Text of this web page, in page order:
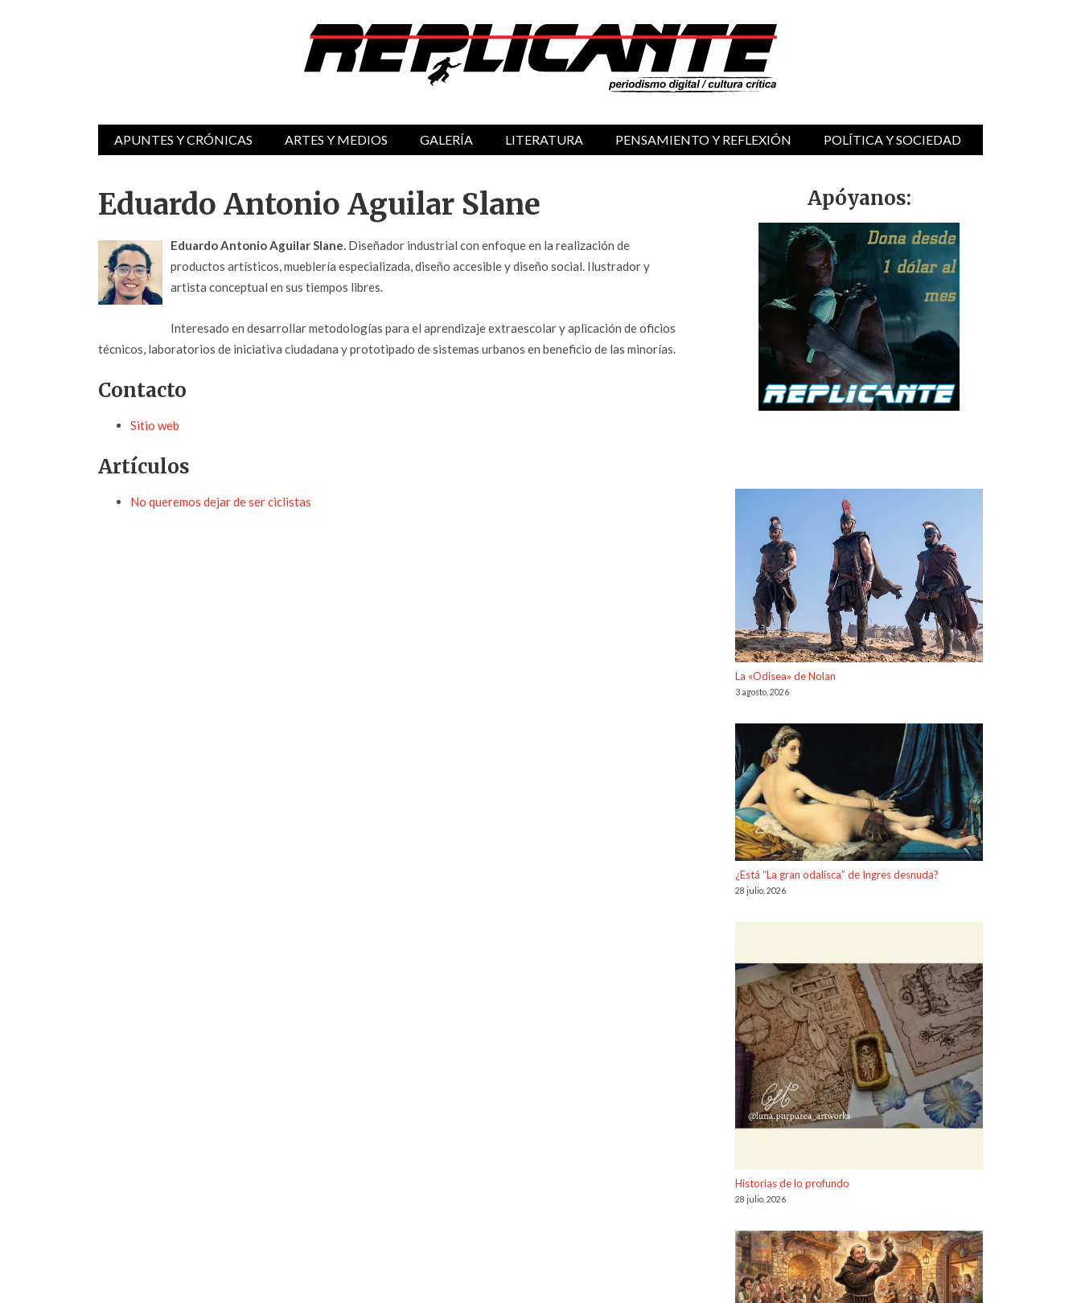
APUNTES Y CRÓNICAS ARTES Y MEDIOS GALERÍA LITERATURA PENSAMIENTO Y REFLEXIÓN POLÍTICA Y SOCIEDAD
Eduardo Antonio Aguilar Slane
Eduardo Antonio Aguilar Slane. Diseñador industrial con enfoque en la realización de
productos artísticos, mueblería especializada, diseño accesible y diseño social. Ilustrador y
artista conceptual en sus tiempos libres.
Interesado en desarrollar metodologías para el aprendizaje extraescolar y aplicación de oficios
técnicos, laboratorios de iniciativa ciudadana y prototipado de sistemas urbanos en beneficio de las minorías.
Contacto
Sitio web
Artículos
No queremos dejar de ser ciclistas
Apóyanos:
La «Odisea» de Nolan
3 agosto, 2026
¿Está “La gran odalisca” de Ingres desnuda?
28 julio, 2026
Historias de lo profundo
28 julio, 2026